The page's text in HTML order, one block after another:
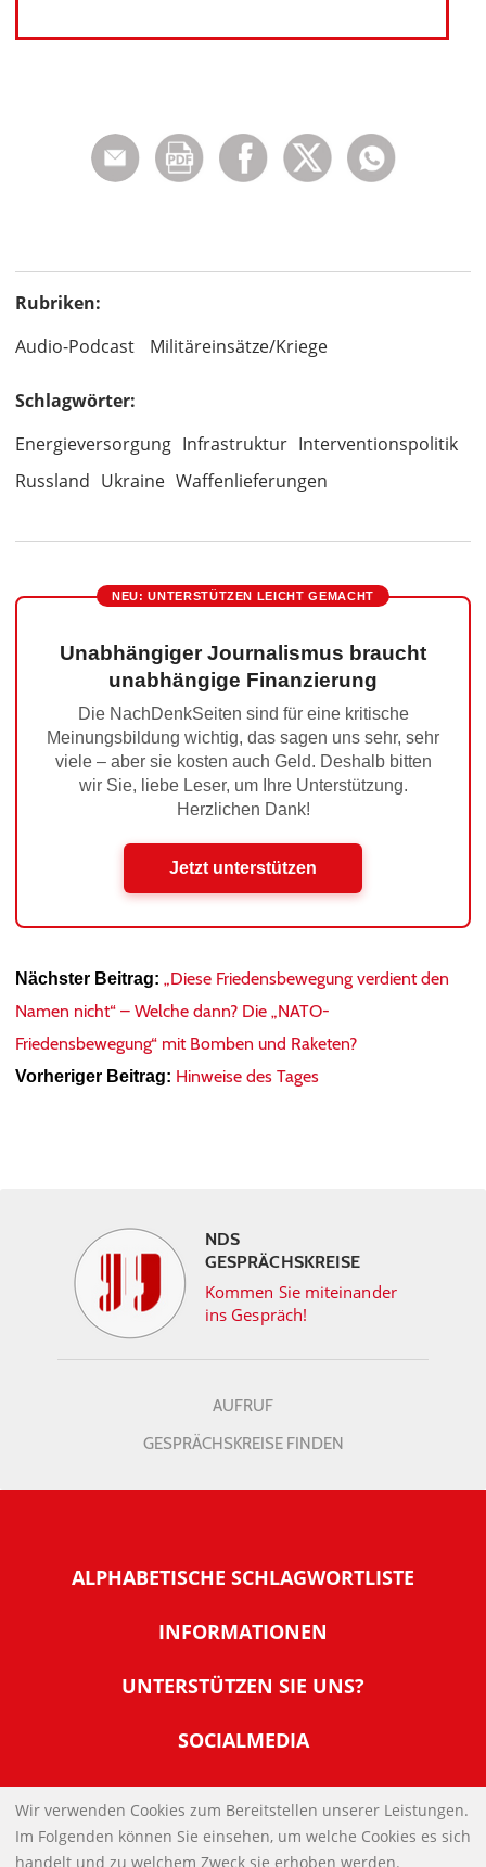
Rubriken:
Audio-Podcast
Militäreinsätze/Kriege
Schlagwörter:
Energieversorgung Infrastruktur Interventionspolitik
Russland Ukraine Waffenlieferungen
NEU: UNTERSTÜTZEN LEICHT GEMACHT
Unabhängiger Journalismus braucht
unabhängige Finanzierung
Die NachDenkSeiten sind für eine kritische
Meinungsbildung wichtig, das sagen uns sehr, sehr
viele – aber sie kosten auch Geld. Deshalb bitten
wir Sie, liebe Leser, um Ihre Unterstützung.
Herzlichen Dank!
Jetzt unterstützen
Nächster Beitrag: „Diese Friedensbewegung verdient den
Namen nicht“ – Welche dann? Die „NATO-
Friedensbewegung“ mit Bomben und Raketen?
Vorheriger Beitrag: Hinweise des Tages
NDS
GESPRÄCHSKREISE
Kommen Sie miteinander
ins Gespräch!
AUFRUF
GESPRÄCHSKREISE FINDEN
ALPHABETISCHE SCHLAGWORTLISTE
INFORMATIONEN
Warum NachDenkSeiten
Tipps zur Nutzung der NachDenkSeiten
Banner und E-Mail-Signaturen
Links
Kontakt
UNTERSTÜTZEN SIE UNS?
Werden Sie Fördermitglied
Spenden Sie Online
SOCIALMEDIA
IMPRESSUM
DATENSCHUTZERKLÄRUNG
Wir verwenden Cookies zum Bereitstellen unserer Leistungen.
Im Folgenden können Sie einsehen, um welche Cookies es sich
handelt und zu welchem Zweck sie erhoben werden.